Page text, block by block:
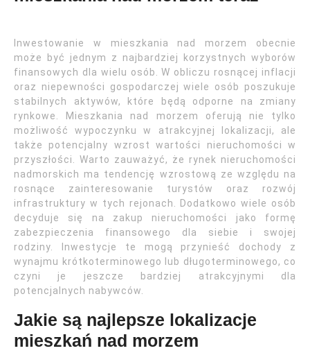
Inwestowanie w mieszkania nad morzem obecnie
może być jednym z najbardziej korzystnych wyborów
finansowych dla wielu osób. W obliczu rosnącej inflacji
oraz niepewności gospodarczej wiele osób poszukuje
stabilnych aktywów, które będą odporne na zmiany
rynkowe. Mieszkania nad morzem oferują nie tylko
możliwość wypoczynku w atrakcyjnej lokalizacji, ale
także potencjalny wzrost wartości nieruchomości w
przyszłości. Warto zauważyć, że rynek nieruchomości
nadmorskich ma tendencję wzrostową ze względu na
rosnące zainteresowanie turystów oraz rozwój
infrastruktury w tych rejonach. Dodatkowo wiele osób
decyduje się na zakup nieruchomości jako formę
zabezpieczenia finansowego dla siebie i swojej
rodziny. Inwestycje te mogą przynieść dochody z
wynajmu krótkoterminowego lub długoterminowego, co
czyni je jeszcze bardziej atrakcyjnymi dla
potencjalnych nabywców.
Jakie są najlepsze lokalizacje
mieszkań nad morzem